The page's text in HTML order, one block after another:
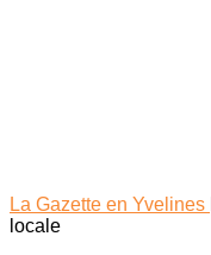
La Gazette en Yvelines
locale